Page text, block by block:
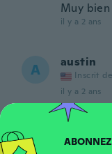
Muy bien
il y a 2 ans
A austin
Inscrit
il y a 2 ans
M Inscrit